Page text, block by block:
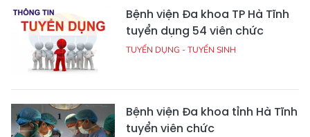
Bệnh viện Đa khoa TP Hà Tĩnh
tuyển dụng 54 viên chức
TUYỂN DỤNG - TUYỂN SINH
Bệnh viện Đa khoa tỉnh Hà Tĩnh
tuyển viên chức